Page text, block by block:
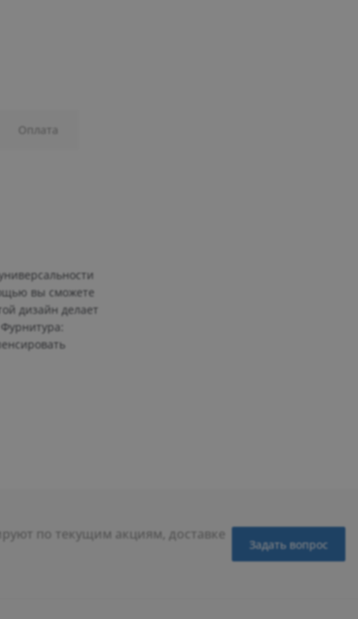
вы сможете
дизайн делает
Оплата
по текущим акциям, доставке
Задать вопрос